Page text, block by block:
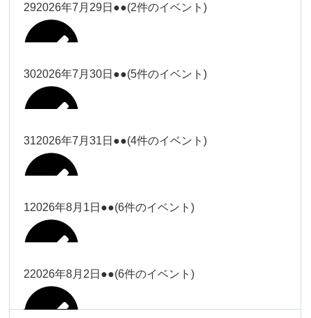
大西
小林
Close Close
小林
2026年7月27日
松本（9時
冨田（17
時）
Close Close
2026年7月28日
塩川
Close Close
塩川
292026年7月29日 ●●(2件のイベント)
冨田
冨田
塩川
Close Close
塩川
302026年7月30日 ●●(5件のイベント)
冨田
冨田
312026年7月31日 ●●(4件のイベント)
塩川
塩川
12026年8月1日 ●●(6件のイベント)
塩川（9時
22026年8月2日 ●●(6件のイベント)